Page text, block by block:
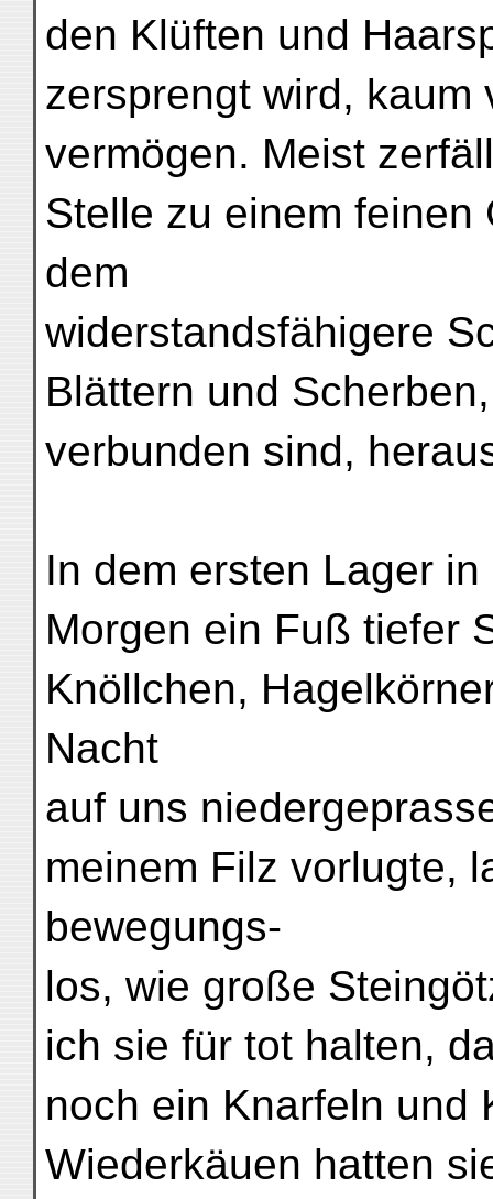
den Klüften und
zersprengt wird, kaum
vermögen. Meist
Stelle zu einem feinen
dem
widerstandsfähigere
Blättern und
verbunden sind,
In dem ersten Lager
Morgen ein Fuß tiefer
Knöllchen,
Nacht
auf uns
meinem Filz vorlugte,
bewegungs-
los, wie große
ich sie für tot halten,
noch ein Knarfeln und
Wiederkäuen hatten